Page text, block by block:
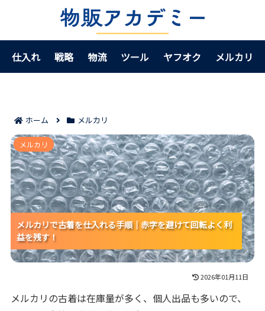
仕入れ 戦略 物流 ツール ヤフオク メルカリ
ホーム メルカリ
メルカリで古着を仕入れる手順｜赤字を避けて回転よ
く利益を残す！
メルカリで古着を仕入れる手順｜赤字を避けて回転よく利
益を残す！
メルカリで古着を仕入れる手順｜赤字を避けて回転よく利
益を残す！
メルカリで古着を仕入れる手順｜赤字を避けて回転よく利
益を残す！
メルカリ
2026年01月11日
メルカリの古着は在庫量が多く、個人出品も多いので、